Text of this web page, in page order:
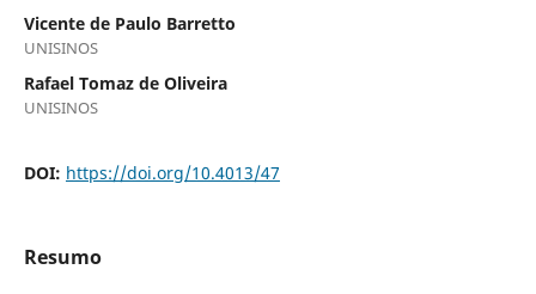
Vicente de Paulo Barretto
UNISINOS
Rafael Tomaz de Oliveira
UNISINOS
DOI: https://doi.org/10.4013/47
Resumo